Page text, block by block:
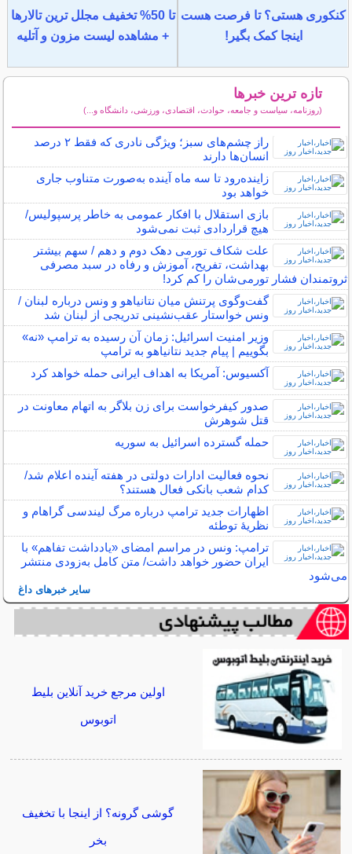
کنکوری هستی؟ تا فرصت هست
اینجا کمک بگیر!
تا 50% تخفیف مجلل ترین تالارها
+ مشاهده لیست مزون و آتلیه
تازه ترین خبرها
(روزنامه، سیاست و جامعه، حوادث، اقتصادی، ورزشی، دانشگاه و...)
راز چشم‌های سبز؛ ویژگی نادری که فقط ۲ درصد
انسان‌ها دارند
زاینده‌رود تا سه ماه آینده به‌صورت متناوب جاری
خواهد بود
بازی استقلال با افکار عمومی به خاطر پرسپولیس/
هیچ قراردادی ثبت نمی‌شود
علت شکاف تورمی دهک دوم و دهم / سهم بیشتر
بهداشت، تفریح، آموزش و رفاه در سبد مصرفی
ثروتمندان فشار تورمی‌شان را کم کرد!
گفت‌وگوی پرتنش میان نتانیاهو و ونس درباره لبنان /
ونس خواستار عقب‌نشینی تدریجی از لبنان شد
وزیر امنیت اسرائیل: زمان آن رسیده به ترامپ «نه»
بگوییم | پیام جدید نتانیاهو به ترامپ
آکسیوس: آمریکا به اهداف ایرانی حمله خواهد کرد
صدور کیفرخواست برای زن بلاگر به اتهام معاونت در
قتل شوهرش
حمله گسترده اسرائیل به سوریه
نحوه فعالیت ادارات دولتی در هفته آینده اعلام شد/
کدام شعب بانکی فعال هستند؟
اظهارات جدید ترامپ درباره مرگ لیندسی گراهام و
نظریهٔ توطئه
ترامپ: ونس در مراسم امضای «یادداشت تفاهم» با
ایران حضور خواهد داشت/ متن کامل به‌زودی منتشر
می‌شود
سایر خبرهای داغ
اولین مرجع خرید آنلاین بلیط
اتوبوس
گوشی گرونه؟ از اینجا با تخغیف
بخر